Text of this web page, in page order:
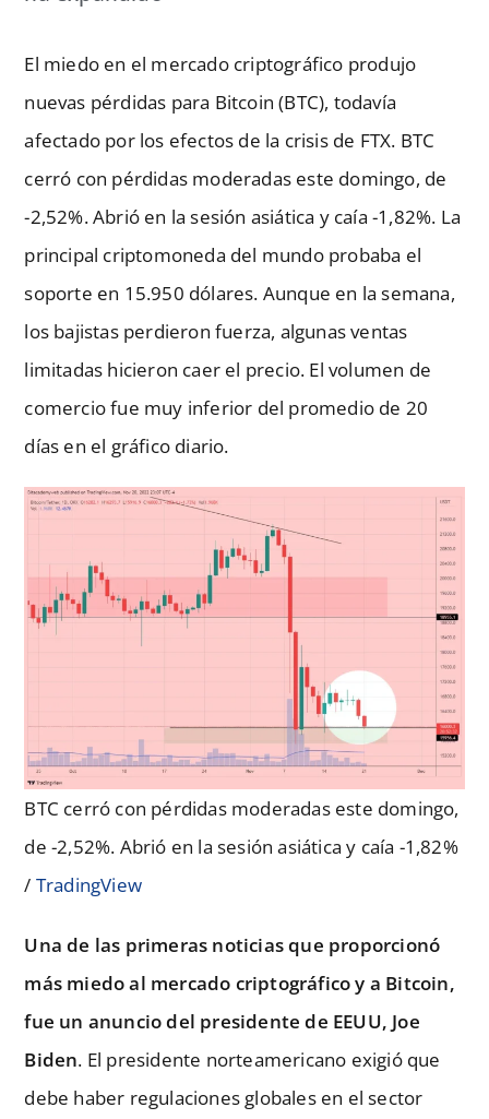
El miedo en el mercado criptográfico produjo
nuevas pérdidas para Bitcoin (BTC), todavía
afectado por los efectos de la crisis de FTX. BTC
cerró con pérdidas moderadas este domingo, de
-2,52%. Abrió en la sesión asiática y caía -1,82%. La
principal criptomoneda del mundo probaba el
soporte en 15.950 dólares. Aunque en la semana,
los bajistas perdieron fuerza, algunas ventas
limitadas hicieron caer el precio. El volumen de
comercio fue muy inferior del promedio de 20
días en el gráfico diario.
BTC cerró con pérdidas moderadas este domingo,
de -2,52%. Abrió en la sesión asiática y caía -1,82%
/ TradingView
Una de las primeras noticias que proporcionó
más miedo al mercado criptográfico y a Bitcoin,
fue un anuncio del presidente de EEUU, Joe
Biden. El presidente norteamericano exigió que
debe haber regulaciones globales en el sector